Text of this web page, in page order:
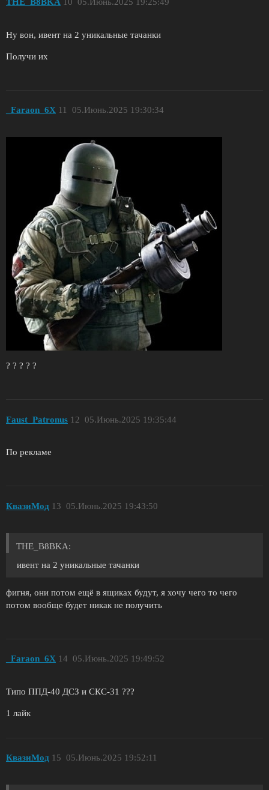
Ну вон, ивент на 2 уникальные тачанки
Получи их
_Faraon_6X 05.Июнь.2025 19:30:34
11
? ? ? ? ?
Faust_Patronus 05.Июнь.2025 19:35:44
12
По рекламе
КвазиМод 05.Июнь.2025 19:43:50
13
THE_B8BKA:
ивент на 2 уникальные тачанки
фигня, они потом ещё в ящиках будут, я хочу чего то чего
потом вообще будет никак не получить
_Faraon_6X 05.Июнь.2025 19:49:52
14
Типо ППД-40 ДСЗ и СКС-31 ???
1 лайк
КвазиМод 05.Июнь.2025 19:52:11
15